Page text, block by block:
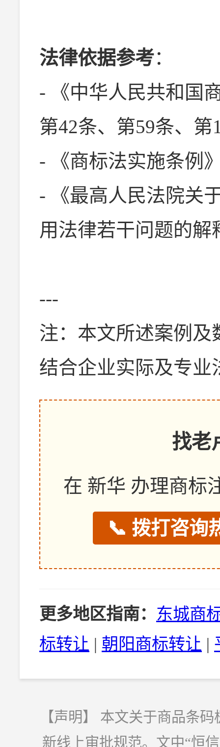
法律依据参考：
- 《中华人民共和国
第42条、第59条、第
- 《商标法实施条例
- 《最高人民法院关
用法律若干问题的解
---
注：本文所述案例
结合企业实际及专业
找老
在 新华 办理商标
📞 拨打咨询
更多地区指南： 东城商
标转让 | 朝阳商标转让 |
【声明】 本文关于商品条
新线上审批规范。文中“恒